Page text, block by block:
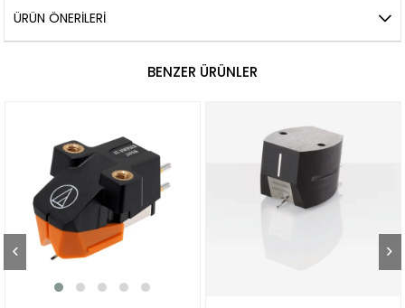
ÜRÜN ÖNERILERI
BENZER ÜRÜNLER